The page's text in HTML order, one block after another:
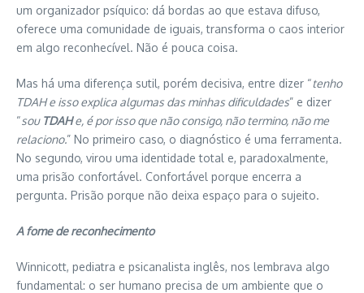
um organizador psíquico: dá bordas ao que estava difuso,
oferece uma comunidade de iguais, transforma o caos interior
em algo reconhecível. Não é pouca coisa.
Mas há uma diferença sutil, porém decisiva, entre dizer “tenho
TDAH e isso explica algumas das minhas dificuldades” e dizer
“souTDAHe, é por isso que não consigo, não termino, não me
relaciono.” No primeiro caso, o diagnóstico é uma ferramenta.
No segundo, virou uma identidade total e, paradoxalmente,
uma prisão confortável. Confortável porque encerra a
pergunta. Prisão porque não deixa espaço para o sujeito.
A fome de reconhecimento
Winnicott, pediatra e psicanalista inglês, nos lembrava algo
fundamental: o ser humano precisa de um ambiente que o